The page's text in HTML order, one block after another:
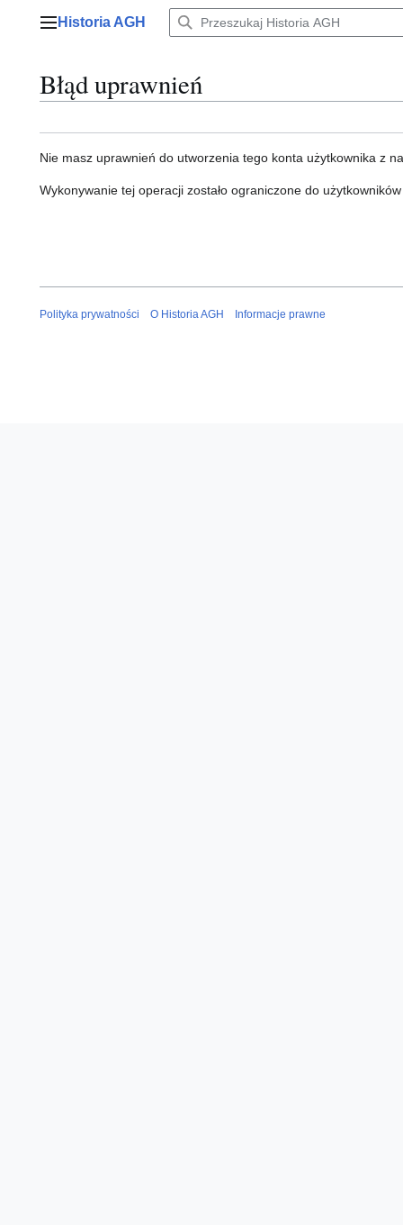
Menu główne
Historia AGH
Błąd uprawnień
Nie masz uprawnień do utworzenia tego konta użytkownika z
Wykonywanie tej operacji zostało ograniczone do
Polityka prywatności O Historia AGH Informacje prawne